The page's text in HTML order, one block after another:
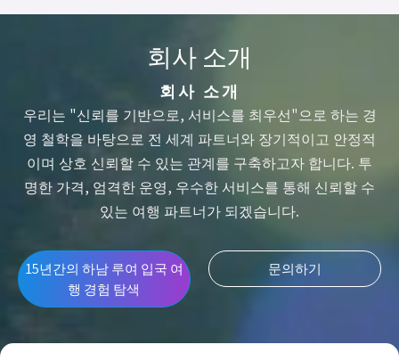
회사 소개
회사 소개
우리는 "신뢰를 기반으로, 서비스를 최우선"으로 하는 경
영 철학을 바탕으로 전 세계 파트너와 장기적이고 안정적
이며 상호 신뢰할 수 있는 관계를 구축하고자 합니다. 투
명한 가격, 엄격한 운영, 우수한 서비스를 통해 신뢰할 수
있는 여행 파트너가 되겠습니다.
15년간의 하남 루여 입국 여
행 경험 탐색
문의하기